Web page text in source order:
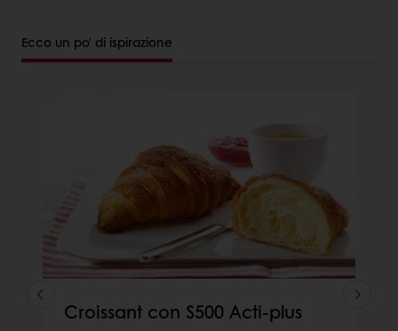
Ecco un po' di ispirazione
Croissant con S500 Acti-plus